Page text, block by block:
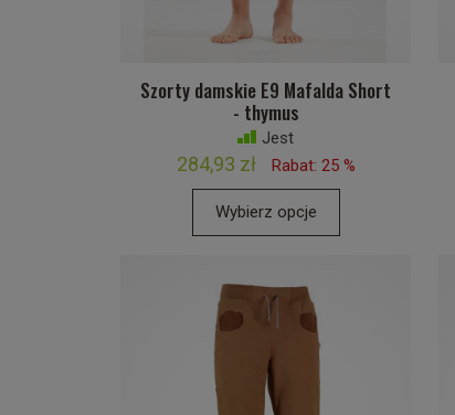
Szorty damskie E9 Mafalda Short
- thymus
Jest
284,93 zł Rabat: 25 %
Wybierz opcje